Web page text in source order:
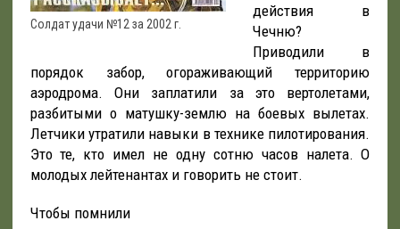
Солдат удачи №12 за 2002 г.
действия в
Чечню?
Приводили в
порядок забор, огораживающий территорию
аэродрома. Они заплатили за это вертолетами,
разбитыми о матушку-землю на боевых вылетах.
Летчики утратили навыки в технике пилотирования.
Это те, кто имел не одну сотню часов налета. О
молодых лейтенантах и говорить не стоит.
Чтобы помнили